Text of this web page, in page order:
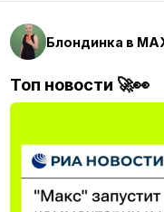
Блондинка в
Топ новости 🚀👀